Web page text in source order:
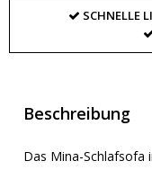
SCHNELLE
Beschreibung
Das Mina-Schlafsofa